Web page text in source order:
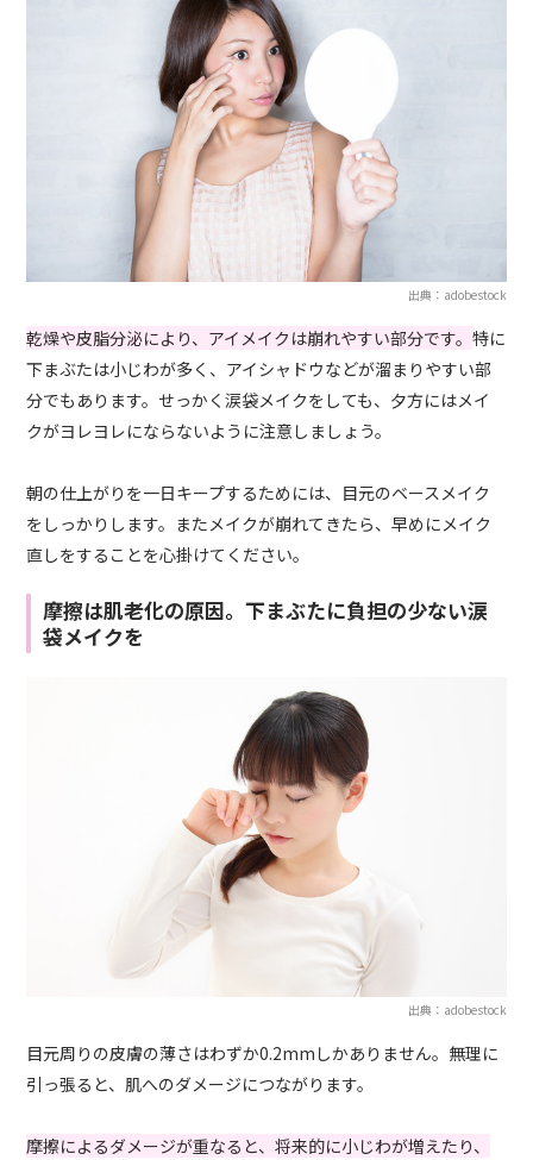
出典：adobestock
乾燥や皮脂分泌により、アイメイクは崩れやすい部分です。特に
下まぶたは小じわが多く、アイシャドウなどが溜まりやすい部
分でもあります。せっかく涙袋メイクをしても、夕方にはメイ
クがヨレヨレにならないように注意しましょう。
朝の仕上がりを一日キープするためには、目元のベースメイク
をしっかりします。またメイクが崩れてきたら、早めにメイク
直しをすることを心掛けてください。
摩擦は肌老化の原因。下まぶたに負担の少ない涙
袋メイクを
出典：adobestock
目元周りの皮膚の薄さはわずか0.2mmしかありません。無理に
引っ張ると、肌へのダメージにつながります。
摩擦によるダメージが重なると、将来的に小じわが増えたり、